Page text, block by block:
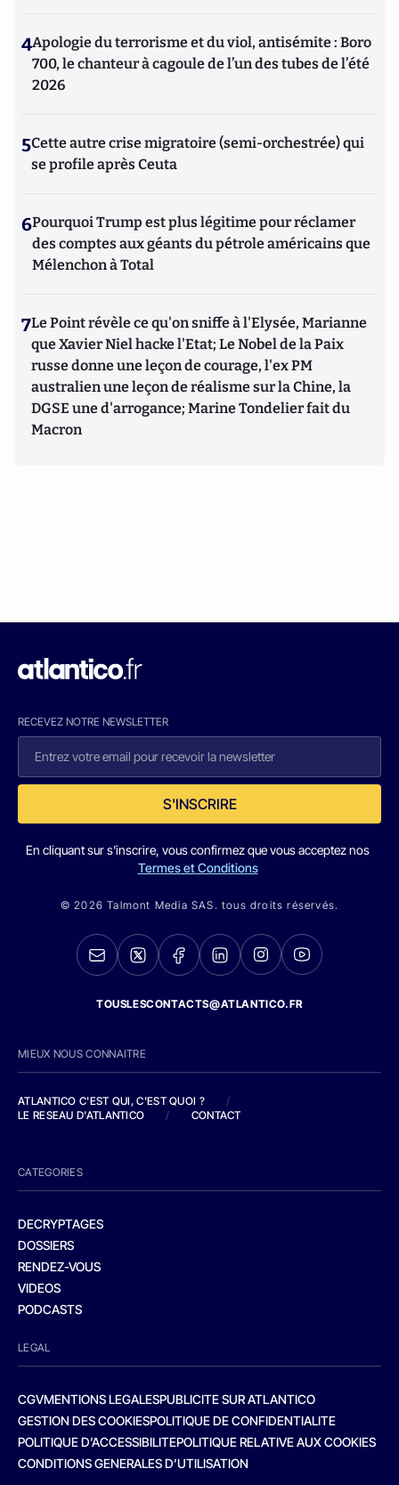
4Apologie du terrorisme et du viol, antisémite : Boro
700, le chanteur à cagoule de l’un des tubes de l’été
2026
5Cette autre crise migratoire (semi-orchestrée) qui
se profile après Ceuta
6Pourquoi Trump est plus légitime pour réclamer
des comptes aux géants du pétrole américains que
Mélenchon à Total
7Le Point révèle ce qu'on sniffe à l'Elysée, Marianne
que Xavier Niel hacke l'Etat; Le Nobel de la Paix
russe donne une leçon de courage, l'ex PM
australien une leçon de réalisme sur la Chine, la
DGSE une d'arrogance; Marine Tondelier fait du
Macron
RECEVEZ NOTRE NEWSLETTER
S'INSCRIRE
En cliquant sur s'inscrire, vous confirmez que vous acceptez nos
Termes et Conditions
© 2026 Talmont Media SAS. tous droits réservés.
TOUSLESCONTACTS@ATLANTICO.FR
MIEUX NOUS CONNAITRE
ATLANTICO C'EST QUI, C'EST QUOI ?
/
LE RESEAU D'ATLANTICO
/ CONTACT
CATEGORIES
DECRYPTAGES
DOSSIERS
RENDEZ-VOUS
VIDEOS
PODCASTS
LEGAL
CGVMENTIONS LEGALESPUBLICITE SUR ATLANTICO
GESTION DES COOKIESPOLITIQUE DE CONFIDENTIALITE
POLITIQUE D’ACCESSIBILITEPOLITIQUE RELATIVE AUX COOKIES
CONDITIONS GENERALES D’UTILISATION